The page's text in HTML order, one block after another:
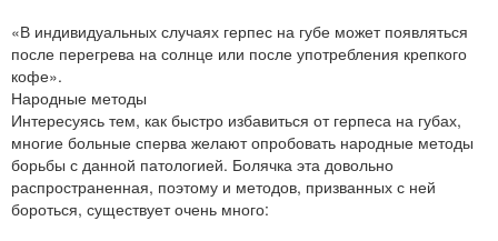
«В индивидуальных случаях герпес на губе может появляться
после перегрева на солнце или после употребления крепкого
кофе».
Народные методы
Интересуясь тем, как быстро избавиться от герпеса на губах,
многие больные сперва желают опробовать народные методы
борьбы с данной патологией. Болячка эта довольно
распространенная, поэтому и методов, призванных с ней
бороться, существует очень много: